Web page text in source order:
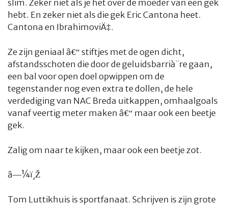
slim. Zeker niet als je het over de moeder van een gek
hebt. En zeker niet als die gek Eric Cantona heet.
Cantona en IbrahimoviÄ‡.
Ze zijn geniaal â€“ stiftjes met de ogen dicht,
afstandsschoten die door de geluidsbarrià¨re gaan,
een bal voor open doel opwippen om de
tegenstander nog even extra te dollen, de hele
verdediging van NAC Breda uitkappen, omhaalgoals
vanaf veertig meter maken â€“ maar ook een beetje
gek.
Zalig om naar te kijken, maar ook een beetje zot.
â—¼ï¸Ž
Tom Luttikhuis is sportfanaat. Schrijven is zijn grote